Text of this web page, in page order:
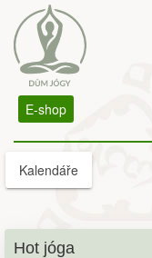
E-shop
Kalendáře
Hot jóga